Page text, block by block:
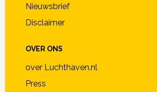
Nieuwsbrief
Disclaimer
OVER ONS
over Luchthaven.nl
Press